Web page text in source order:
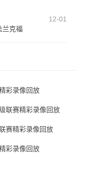
12-01
兰克福
彩录像回放
联赛精彩录像回放
赛精彩录像回放
彩录像回放